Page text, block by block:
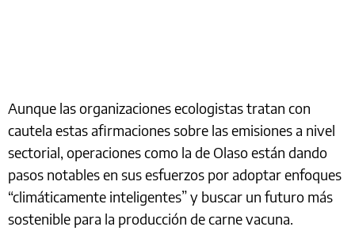
Aunque las organizaciones ecologistas tratan con
cautela estas afirmaciones sobre las emisiones a nivel
sectorial, operaciones como la de Olaso están dando
pasos notables en sus esfuerzos por adoptar enfoques
“climáticamente inteligentes” y buscar un futuro más
sostenible para la producción de carne vacuna.